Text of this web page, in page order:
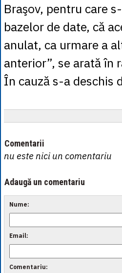
Braşov, pentru care
bazelor de date, că
anulat, ca urmare a
anterior”, se arată în
În cauză s-a deschis
Comentarii
nu este nici un comentariu
Adaugă un comentariu
Nume:
Email:
Comentariu: